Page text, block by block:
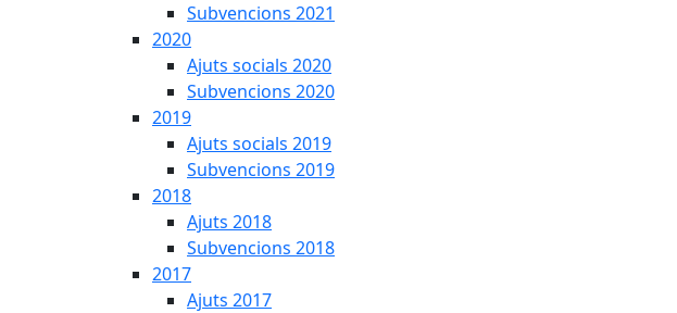
Subvencions 2021
2020
Ajuts socials 2020
Subvencions 2020
2019
Ajuts socials 2019
Subvencions 2019
2018
Ajuts 2018
Subvencions 2018
2017
Ajuts 2017